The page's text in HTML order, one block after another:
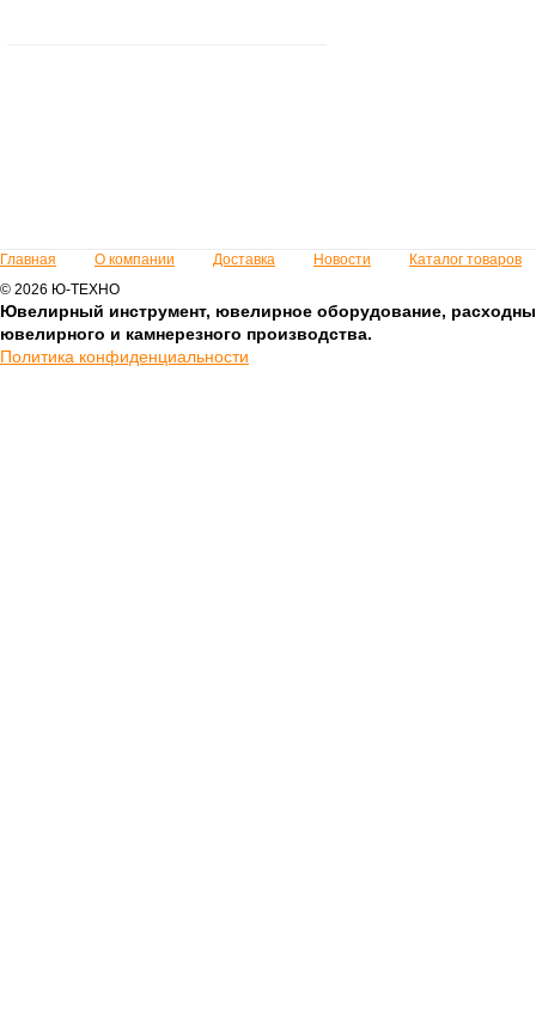
Главная О компании Доставка Новости
Каталог товаров
© 2026 Ю-ТЕХНО
Ювелирный инструмент, ювелирное оборудование,
ювелирного и камнерезного производства.
Политика конфиденциальности